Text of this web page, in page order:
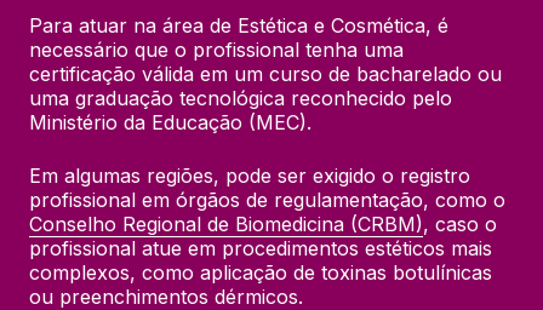
Para atuar na área de Estética e Cosmética, é
necessário que o profissional tenha uma
certificação válida em um curso de bacharelado ou
uma graduação tecnológica reconhecido pelo
Ministério da Educação (MEC).
Em algumas regiões, pode ser exigido o registro
Conselho Regional de Biomedicina (CRBM), caso o
profissional atue em procedimentos estéticos mais
complexos, como aplicação de toxinas botulínicas
ou preenchimentos dérmicos.